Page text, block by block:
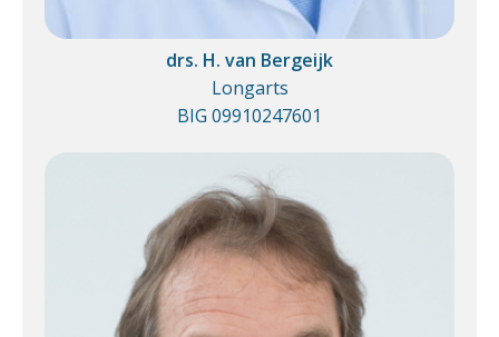
drs. H. van Bergeijk
Longarts
BIG 09910247601